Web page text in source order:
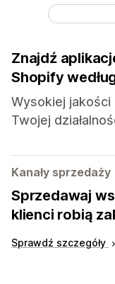
Znajdź
Shopify
Wysokiej
Twojej
Kanały sprzedaży
Sprzedawaj
klienci robią
Sprawdź szczegóły